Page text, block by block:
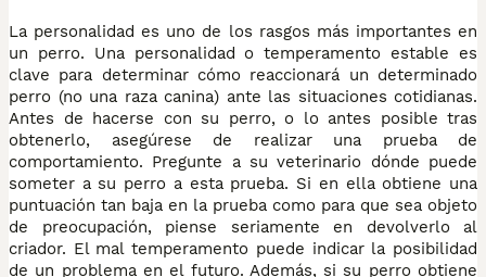
La personalidad es uno de los rasgos más importantes en
un perro. Una personalidad o temperamento estable es
clave para determinar cómo reaccionará un determinado
perro (no una raza canina) ante las situaciones cotidianas.
Antes de hacerse con su perro, o lo antes posible tras
obtenerlo, asegúrese de realizar una prueba de
comportamiento. Pregunte a su veterinario dónde puede
someter a su perro a esta prueba. Si en ella obtiene una
puntuación tan baja en la prueba como para que sea objeto
de preocupación, piense seriamente en devolverlo al
criador. El mal temperamento puede indicar la posibilidad
de un problema en el futuro. Además, si su perro obtiene